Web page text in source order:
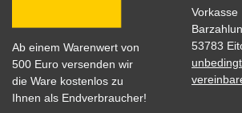
Ab einem Warenwert von
500 Euro versenden wir
die Ware kostenlos zu
Ihnen als Endverbraucher!
Vorkasse
53783